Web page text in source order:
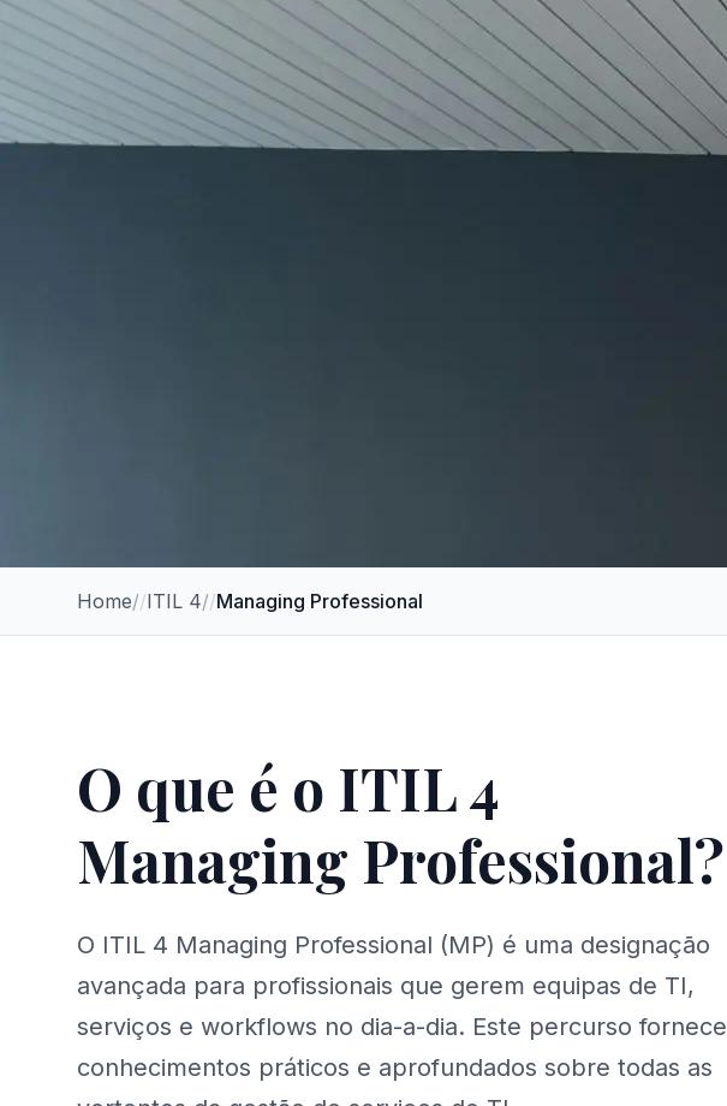
Home/ ITIL 4/ Managing Professional
O que é o ITIL 4
Managing Professional?
O ITIL 4 Managing Professional (MP) é uma designação
avançada para profissionais que gerem equipas de TI,
serviços e workflows no dia-a-dia. Este percurso fornece
conhecimentos práticos e aprofundados sobre todas as